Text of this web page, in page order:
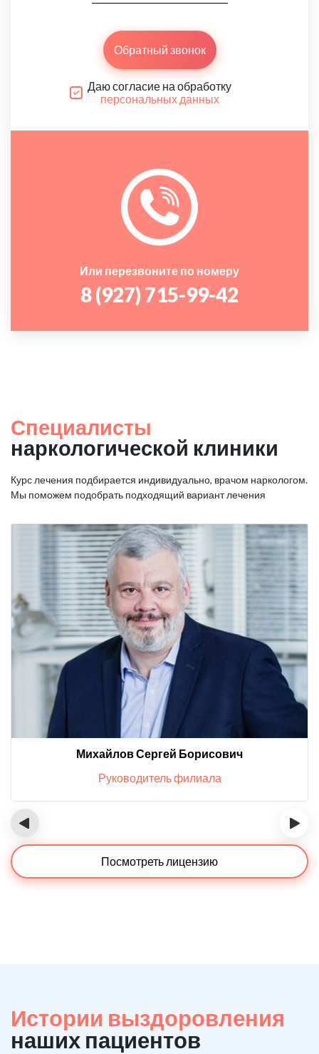
Обратный звонок
Даю согласие на обработку
персональных данных
Или перезвоните по номеру
8 (927) 715-99-42
Специалисты
наркологической клиники
Курс лечения подбирается индивидуально, врачом наркологом.
Мы поможем подобрать подходящий вариант лечения
Михайлов Сергей Борисович
Руководитель филиала
‹ ›
Посмотреть лицензию
Истории выздоровления
наших пациентов